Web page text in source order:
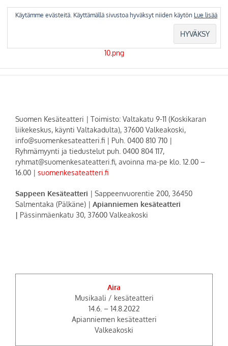
Suomen Kesäteatteri | Toimisto: Valtakatu 9-11 (Koskikaran
liikekeskus, käynti Valtakadulta), 37600 Valkeakoski,
info@suomenkesateatteri.fi | Puh. 0400 810 710 |
Ryhmämyynti ja tiedustelut puh. 0400 804 117,
ryhmat@suomenkesateatteri.fi, avoinna ma-pe klo. 12.00 –
16.00 | suomenkesateatteri.fi
Sappeen Kesäteatteri | Sappeenvuorentie 200, 36450
Salmentaka (Pälkäne) | Apianniemen kesäteatteri
| Pässinmäenkatu 30, 37600 Valkeakoski
Aira
Musikaali / kesäteatteri
14.6. – 14.8.2022
Apianniemen kesäteatteri
Valkeakoski
Käytämme evästeitä. Käyttämällä sivustoa hyväksyt niiden käytön Lue lisää